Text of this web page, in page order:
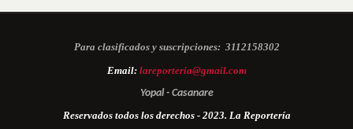
Para clasificados y suscripciones: 3112158302
Email: lareporteria@gmail.com
Yopal - Casanare
Reservados todos los derechos - 2023. La Reportería